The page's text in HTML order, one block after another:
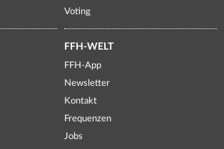
Voting
FFH-WELT
FFH-App
Newsletter
Kontakt
Frequenzen
Jobs